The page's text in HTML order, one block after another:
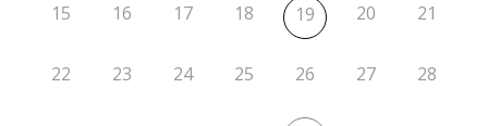
15 16 17 18 19 20 21
22 23 24 25 26 27 28